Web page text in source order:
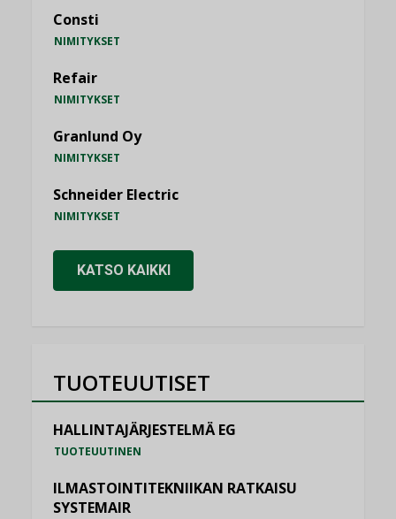
Consti
NIMITYKSET
Refair
NIMITYKSET
Granlund Oy
NIMITYKSET
Schneider Electric
NIMITYKSET
KATSO KAIKKI
TUOTEUUTISET
HALLINTAJÄRJESTELMÄ EG
TUOTEUUTINEN
ILMASTOINTITEKNIIKAN RATKAISU
SYSTEMAIR